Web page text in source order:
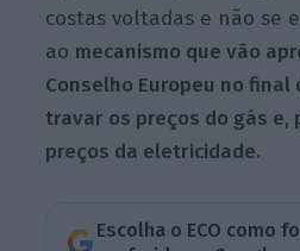
costas voltadas e não se
ao mecanismo que vão
Conselho Europeu no
travar os preços do gás e,
preços da eletricidade.
Escolha o ECO como